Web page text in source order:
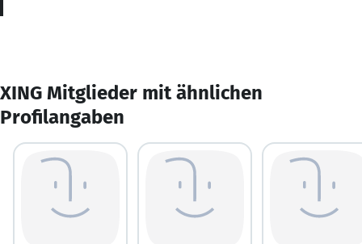
XING Mitglieder mit ähnlichen
Profilangaben